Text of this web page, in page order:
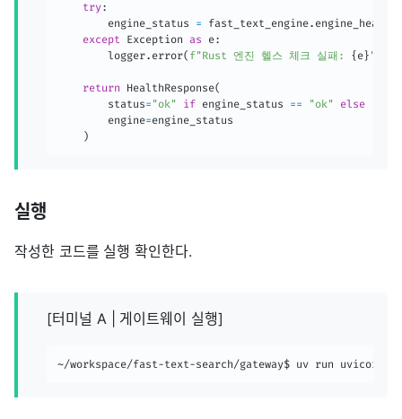
try:
        engine_status
= fast_text_engine. engine_health
except Exception as e:
        logger
. error( f"Rust 엔진 헬스 체크 실패: { e } "
return HealthResponse(
        status
= "ok" if engine_status == "ok" else
        engine
=engine_status
)
실행
작성한 코드를 실행 확인한다.
[터미널 A | 게이트웨이 실행]
~/workspace/fast-text-search/gateway$ uv run uvicorn